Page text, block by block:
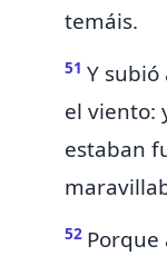
temáis.
51 Y subió
el viento:
estaban
52 Porque